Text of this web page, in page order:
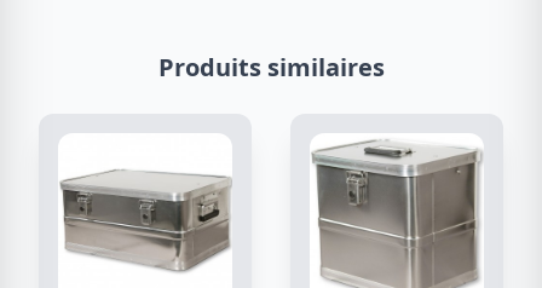
Produits similaires